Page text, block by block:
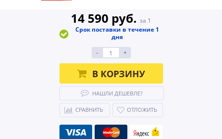
14 590 руб. за 1
Срок поставки в течение 1
дня
-
+
В КОРЗИНУ
НАШЛИ ДЕШЕВЛЕ?
СРАВНИТЬ ОТЛОЖИТЬ